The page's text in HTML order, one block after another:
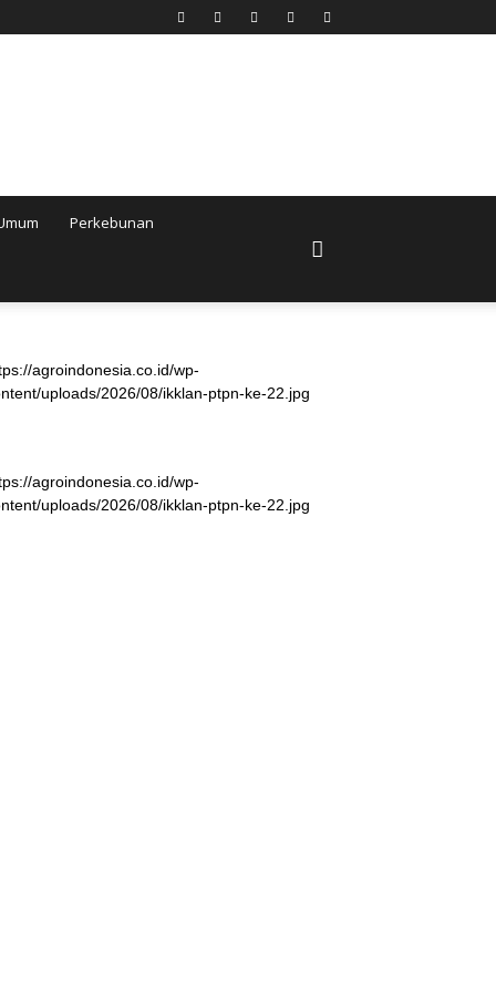
Perkebunan
agroindonesia.co.id/wp-
uploads/2026/08/ikklan-ptpn-ke-22.jpg
agroindonesia.co.id/wp-
uploads/2026/08/ikklan-ptpn-ke-22.jpg